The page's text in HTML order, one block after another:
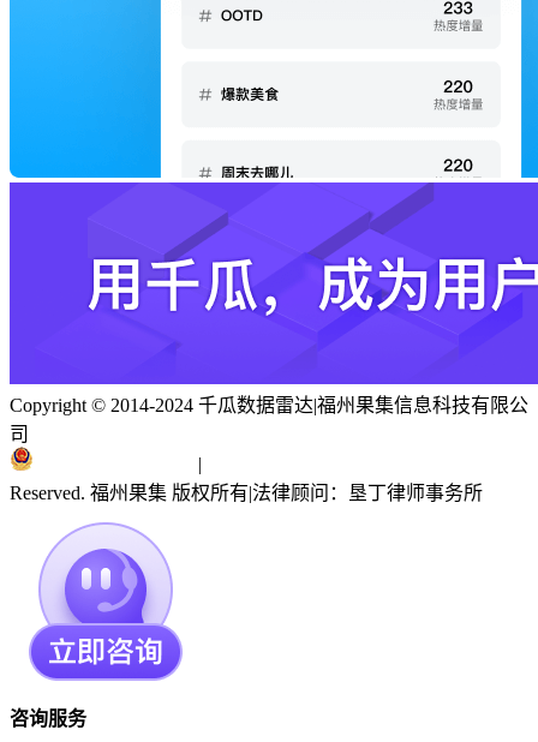
Copyright © 2014-2024 千瓜数据雷达|福州果集信息科技有限公
司
|
Reserved. 福州果集 版权所有|法律顾问：垦丁律师事务所
咨询服务